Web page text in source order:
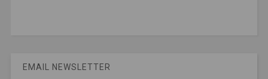
EMAIL NEWSLETTER